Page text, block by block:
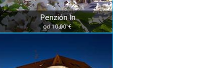
Penzión In
od 10,00 €